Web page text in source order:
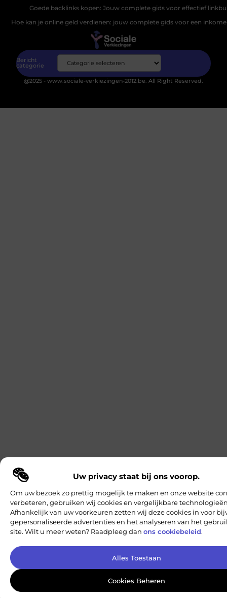
Uw privacy staat bij ons voorop.
Om uw bezoek zo prettig mogelijk te maken en onze website
verbeteren, gebruiken wij cookies en vergelijkbare
Afhankelijk van uw voorkeuren zetten wij deze cookies in voor
gepersonaliseerde advertenties en het analyseren van het
site. Wilt u meer weten? Raadpleeg dan ons cookiebeleid.
Alles Toestaan
Cookies Beheren
Goede backlinks kopen: Jouw complete gids voor effectief
Hoe kan je online geld verdienen: jouw complete gids voor een
Bericht
categorie
@2025 - www.sociale-verkiezingen-2012.be. All Right Reserved.